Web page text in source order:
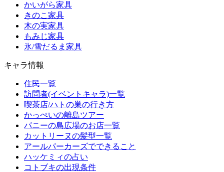
かいがら家具
きのこ家具
木の実家具
もみじ家具
氷/雪だるま家具
キャラ情報
住民一覧
訪問者(イベントキャラ)一覧
喫茶店/ハトの巣の行き方
かっぺいの離島ツアー
パニーの島広場のお店一覧
カットリーヌの髪型一覧
アールパーカーズでできること
ハッケミィの占い
コトブキの出現条件